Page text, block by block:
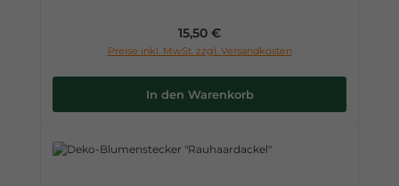
Regulärer Preis:
15,50 €
Preise inkl. MwSt. zzgl. Versandkosten
In den Warenkorb